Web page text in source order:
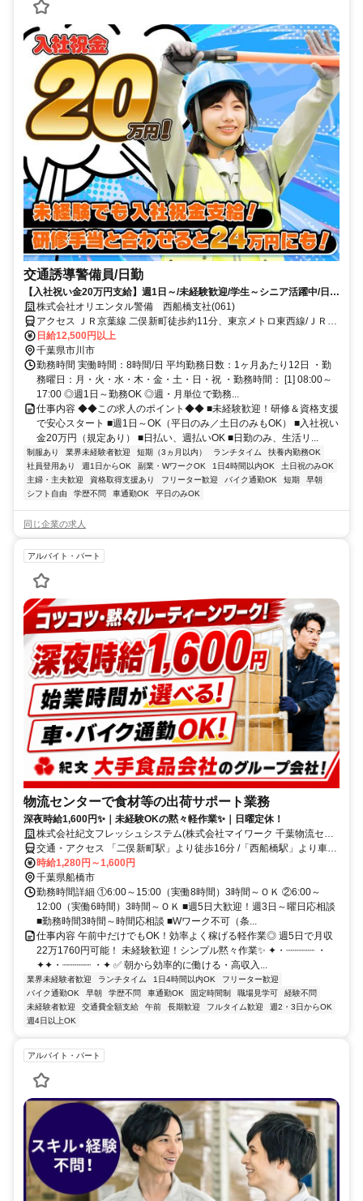
交通誘導警備員/日勤
【入社祝い金20万円支給】週1日～/未経験歓迎/学生～シニア活躍中/日払
い・週払いOK/履歴書不要！
株式会社オリエンタル警備 西船橋支社(061)
アクセス ＪＲ京葉線 二俣新町徒歩約11分、東京メトロ東西線/ＪＲ中
央本線 西船橋南口徒歩約35分、京成本線 海神徒歩約41分 (面接地/西
船橋支社)千葉県船橋市葛飾町2-380-2 ヤマゲンビル2階
日給12,500円以上
千葉県市川市
勤務時間 実働時間：8時間/日 平均勤務日数：1ヶ月あたり12日 ・勤
務曜日：月・火・水・木・金・土・日・祝 ・勤務時間： [1] 08:00～
17:00 ◎週1日～勤務OK ◎週・月単位で勤務...
仕事内容 ◆◆この求人のポイント◆◆ ■未経験歓迎！研修＆資格支援
で安心スタート ■週1日～OK（平日のみ／土日のみもOK） ■入社祝い
金20万円（規定あり） ■日払い、週払いOK ■日勤のみ、生活リ...
制服あり 業界未経験者歓迎 短期（3ヵ月以内） ランチタイム
扶養内勤務OK
社員登用あり
週1日からOK 副業・WワークOK 1日4時間以内OK
土日祝のみOK
主婦・主夫歓迎
資格取得支援あり フリーター歓迎 バイク通勤OK 短期
早朝
シフト自由
学歴不問 車通勤OK 平日のみOK
同じ企業の求人
アルバイト・パート
物流センターで食材等の出荷サポート業務
深夜時給1,600円✨｜未経験OKの黙々軽作業✨｜日曜定休！
株式会社紀文フレッシュシステム(株式会社マイワーク 千葉物流セン
ター内)
交通・アクセス 「二俣新町駅」より徒歩16分 /「西船橋駅」より車9
分
時給1,280円～1,600円
千葉県船橋市
勤務時間詳細 ①6:00～15:00（実働8時間）3時間～ＯＫ ②6:00～
12:00（実働6時間）3時間～ＯＫ ■週5日大歓迎！週3日～曜日応相談
■勤務時間3時間～時間応相談 ■Wワーク不可（条...
仕事内容 午前中だけでもOK！効率よく稼げる軽作業◎ 週5日で月収
22万1760円可能！ 未経験歓迎！シンプル黙々作業✨ ✦・┈┈┈┈┈ ・
✦✦・┈┈┈┈┈ ・✦ ✅ 朝から効率的に働ける・高収入...
業界未経験者歓迎 ランチタイム 1日4時間以内OK
フリーター歓迎
バイク通勤OK
早朝 学歴不問 車通勤OK 固定時間制 職場見学可
経験不問
未経験者歓迎
交通費全額支給 午前 長期歓迎 フルタイム歓迎
週2・3日からOK
週4日以上OK
アルバイト・パート